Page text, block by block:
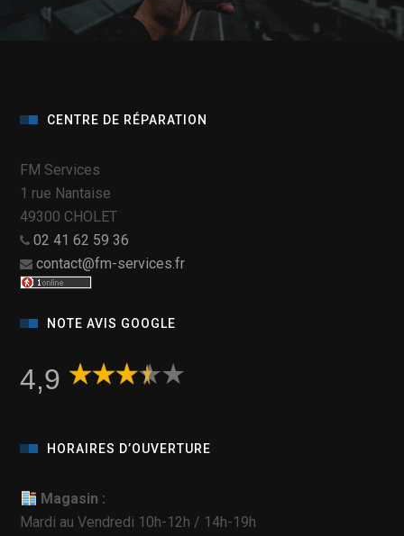
CENTRE DE RÉPARATION
FM Services
1 rue Nantaise
49300 CHOLET
02 41 62 59 36
contact@fm-services.fr
NOTE AVIS GOOGLE
4,9
HORAIRES D’OUVERTURE
Magasin :
Mardi au Vendredi 10h-12h / 14h-19h